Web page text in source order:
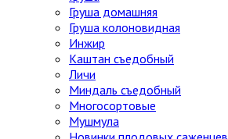
Груша домашняя
Груша колоновидная
Инжир
Каштан съедобный
Личи
Миндаль съедобный
Многосортовые
Мушмула